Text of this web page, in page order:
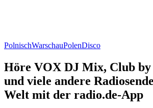
PolnischWarschauPolenDisco
Höre VOX DJ Mix, Club
und viele andere
Welt mit der radio.de-App